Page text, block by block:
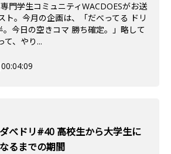
門学生コミュニティWACDOESがお送
ト。今月の企画は、「だべってる ドリ
。今日の空きコマ 勝ち確定。」略して
て、やり...
00:04:09
ダべドリ#40 高校生から大学生に
なるまでの期間